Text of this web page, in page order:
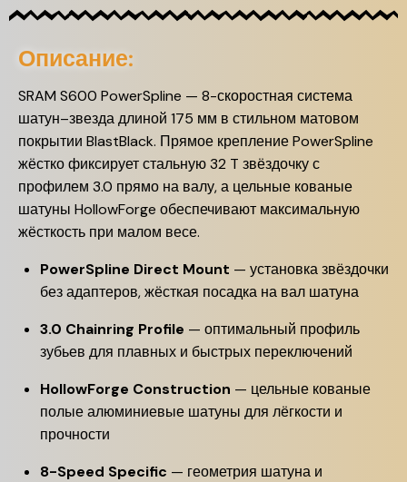
Описание:
SRAM S600 PowerSpline — 8-скоростная система
шатун–звезда длиной 175 мм в стильном матовом
покрытии BlastBlack. Прямое крепление PowerSpline
жёстко фиксирует стальную 32 T звёздочку с
профилем 3.0 прямо на валу, а цельные кованые
шатуны HollowForge обеспечивают максимальную
жёсткость при малом весе.
PowerSpline Direct Mount — установка звёздочки
без адаптеров, жёсткая посадка на вал шатуна
3.0 Chainring Profile — оптимальный профиль
зубьев для плавных и быстрых переключений
HollowForge Construction — цельные кованые
полые алюминиевые шатуны для лёгкости и
прочности
8-Speed Specific — геометрия шатуна и